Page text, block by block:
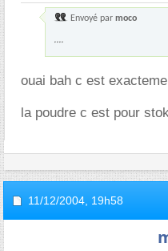
Envoyé par moco
....
ouai bah c est
la poudre c est pour
11/12/2004, 19h58